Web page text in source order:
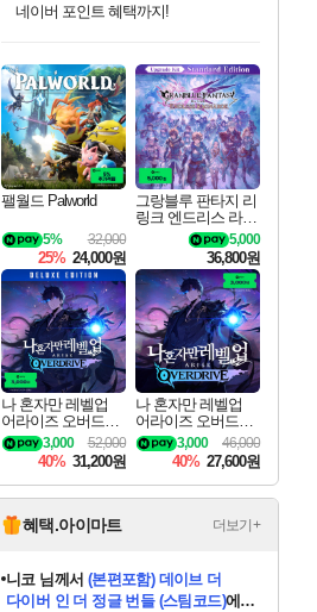
최대 90% 할인가를 만나보세요!
네이버혜택과 함께 만나보세요!
50%할인&추가 적립까지!
네이버 포인트 혜택까지!
이니&베니 혜택까지!
네이버 혜택가와 함께 예약하세요!
할인&네이버혜택으로 만나보세요!
네이버페이 혜택과 만나보세요!
40주년 프로모션으로 만나보세요!
할인가에 만나보세요!
일부 에디션 상시 할인!
혜택으로 예약 판매 중
편안하게 충전하세요
팰월드 Palworld
32,000
5%
25% 24,000원
그랑블루 판타지 리
링크 엔드리스 라그
나로크 업그레이드
킷 Granblue Fantasy
Relink Endless Ragn
arok Upgrade Kit DL
C
5,000
36,800원
나 혼자만 레벨업
어라이즈 오버드라
이브 디럭스 에디션
Solo Leveling Arise
Overdrive Deluxe Edi
tion
52,000
3,000
40% 31,200원
나 혼자만 레벨업
어라이즈 오버드라
이브 Solo Leveling A
rise
46,000
3,000
40% 27,600원
혜택.아이마트 더보기+
니코님께서 (본편포함) 데이브 더
다이버 인 더 정글 번들 (스팀코드)에